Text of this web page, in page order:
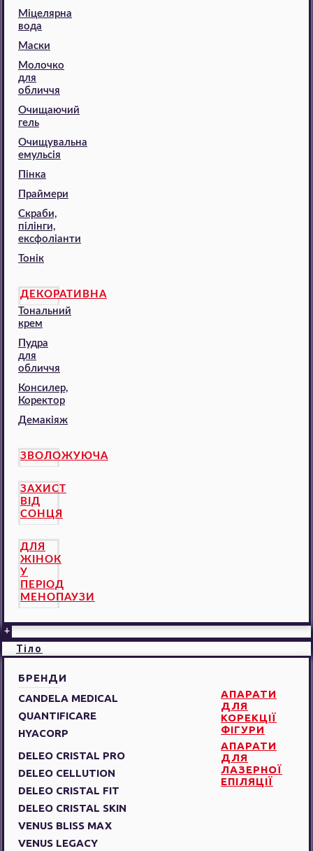
Міцелярна
вода
Маски
Молочко
для
обличчя
Очищаючий
гель
Очищувальна
емульсія
Пінка
Праймери
Скраби,
пілінги,
ексфоліанти
Тонік
ДЕКОРАТИВНА
Тональний
крем
Пудра
для
обличчя
Консилер,
Коректор
Демакіяж
ЗВОЛОЖУЮЧА
ЗАХИСТ
ВІД
СОНЦЯ
ДЛЯ
ЖІНОК
У
ПЕРІОД
МЕНОПАУЗИ
+
Тіло
БРЕНДИ
CANDELA MEDICAL
QUANTIFICARE
HYACORP
АПАРАТИ
ДЛЯ
КОРЕКЦІЇ
ФІГУРИ
DELEO CRISTAL PRO
DELEO CELLUTION
DELEO CRISTAL FIT
DELEO CRISTAL SKIN
VENUS BLISS MAX
VENUS LEGACY
АПАРАТИ
ДЛЯ
ЛАЗЕРНОЇ
ЕПІЛЯЦІЇ